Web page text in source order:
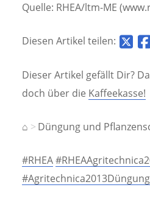
Quelle: RHEA/ltm-ME
Diesen Artikel teilen:
Dieser Artikel gefällt Dir?
doch über die Kaffeekasse!
⌂ Düngung und
#RHEA